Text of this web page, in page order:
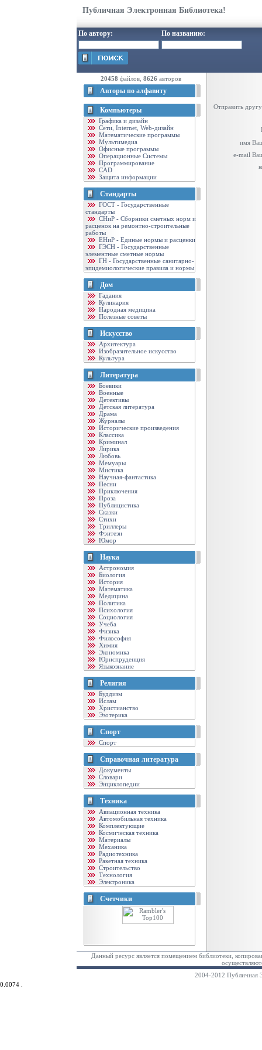
Публичная Электронная Библиотека!
По автору: По названию:
20458 файлов, 8626 авторов
Авторы по алфавиту
Компьютеры
Графика и дизайн
Cети, Internet, Web-дизайн
Математические программы
Мультимедиа
Офисные программы
Операционные Системы
Программирование
CAD
Защита информации
Стандарты
ГОСТ - Государственные
стандарты
CНиР - Сборники сметных норм и
расценок на ремонтно-строительные
работы
ЕНиР - Единые нормы и расценки
ГЭСН - Государственные
элементные сметные нормы
ГН - Государственные санитарно-
эпидемиологические правила и нормы
Дом
Гадания
Кулинария
Народная медицина
Полезные советы
Искусство
Архитектура
Изобразительное искусство
Культура
Литература
Боевики
Военные
Детективы
Детская литература
Драма
Журналы
Исторические произведения
Классика
Криминал
Лирика
Любовь
Мемуары
Мистика
Научная-фантастика
Песни
Приключения
Проза
Публицистика
Сказки
Стихи
Триллеры
Фэнтези
Юмор
Наука
Астрономия
Биология
История
Математика
Медицина
Политика
Психология
Социология
Учеба
Физика
Философия
Химия
Экономика
Юриспруденция
Языкознание
Религия
Буддизм
Ислам
Христианство
Эзотерика
Спорт
Спорт
Справочная литература
Документы
Словари
Энциклопедии
Техника
Авиационная техника
Автомобильная техника
Комплектующие
Космическая техника
Материалы
Механика
Радиотехника
Ракетная техника
Строительство
Технология
Электроника
Счетчики
Отправить
имя
e-mail
Данный ресурс является помещением библиотеки,
2004-2012 Публичная
0.0074 .